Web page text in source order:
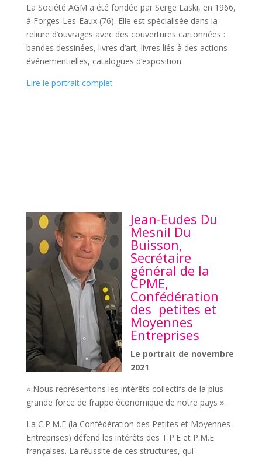
La Société AGM a été fondée par Serge Laski, en 1966,
à Forges-Les-Eaux (76). Elle est spécialisée dans la
reliure d’ouvrages avec des couvertures cartonnées :
bandes dessinées, livres d’art, livres liés à des actions
événementielles, catalogues d’exposition.
Lire le portrait complet
Jean-Eudes Du
Mesnil Du
Buisson,
Secrétaire
général de la
CPME,
Confédération
des petites et
Moyennes
Entreprises
Le portrait de novembre
2021
« Nous représentons les intérêts collectifs de la plus
grande force de frappe économique de notre pays ».
La C.P.M.E (la Confédération des Petites et Moyennes
Entreprises) défend les intérêts des T.P.E et P.M.E
françaises. La réussite de ces structures, qui